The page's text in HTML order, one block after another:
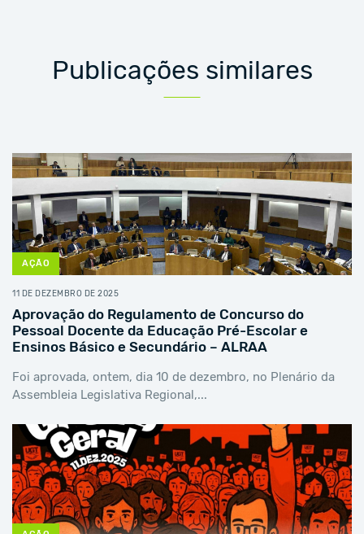
Publicações similares
AÇÃO
11 DE DEZEMBRO DE 2025
Aprovação do Regulamento de Concurso do
Pessoal Docente da Educação Pré-Escolar e
Ensinos Básico e Secundário – ALRAA
Foi aprovada, ontem, dia 10 de dezembro, no Plenário da
Assembleia Legislativa Regional,...